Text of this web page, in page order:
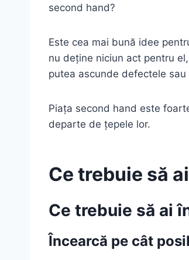
second hand?
Este cea mai bună idee
nu deține niciun act pentru
putea ascunde defectele
Piața second hand este
departe de țepele lor.
Ce trebuie să
Ce trebuie să ai
Încearcă pe cât